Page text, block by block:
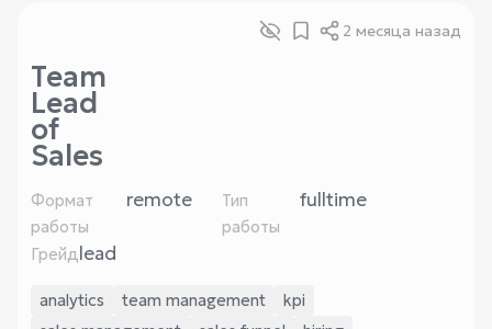
2 месяца назад
Team
Lead
of
Sales
Формат
работы
remote
Тип
работы
fulltime
Грейдlead
analytics team management
kpi